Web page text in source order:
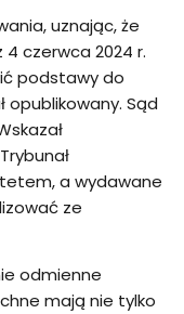
uznając, że
czerwca 2024 r.
podstawy do
opublikowany. Sąd
a wydawane
ze
odmienne
mają nie tylko